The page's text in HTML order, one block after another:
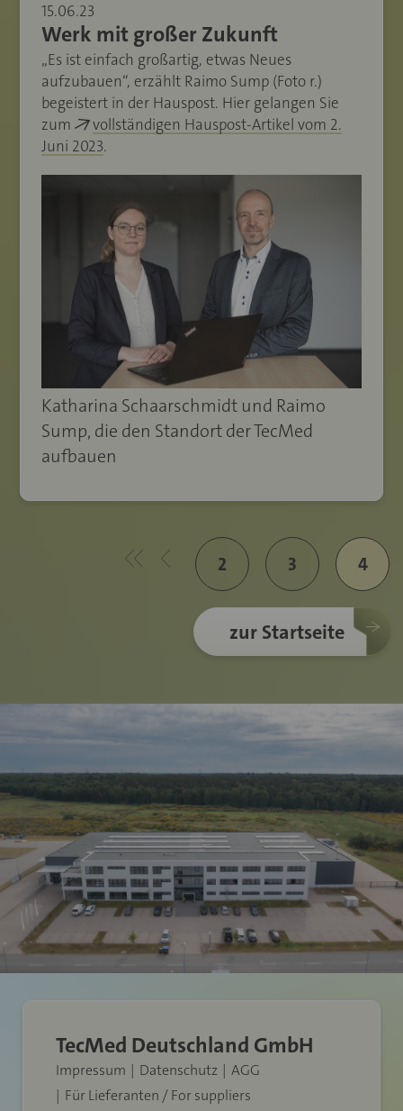
15.06.23
Werk mit großer Zukunft
„Es ist einfach großartig, etwas Neues
aufzubauen“, erzählt Raimo Sump (Foto r.)
begeistert in der Hauspost. Hier gelangen Sie
zum
vollständigen Hauspost-Artikel vom 2.
Juni 2023.
Katharina Schaarschmidt und Raimo
Sump, die den Standort der TecMed
aufbauen
2 3 4
zur Startseite
TecMed Deutschland GmbH
Impressum Datenschutz
AGG
Für Lieferanten / For suppliers